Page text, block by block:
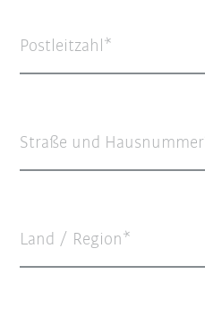
Postleitzahl
Straße und Hausnummer
Land / Region*